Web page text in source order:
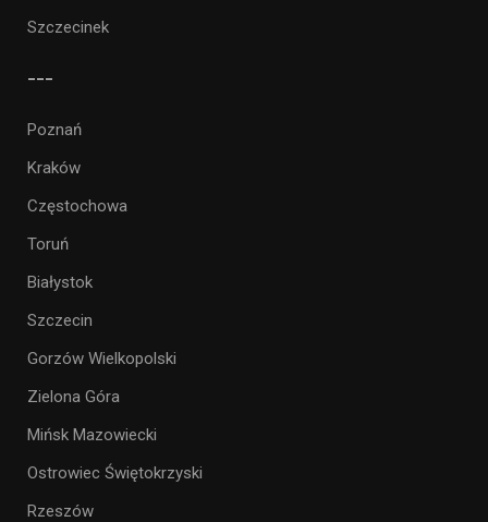
Szczecinek
Poznań
Kraków
Częstochowa
Toruń
Białystok
Szczecin
Gorzów Wielkopolski
Zielona Góra
Mińsk Mazowiecki
Ostrowiec Świętokrzyski
Rzeszów